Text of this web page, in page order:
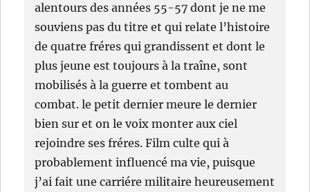
alentours des années 55-57 dont je ne me
souviens pas du titre et qui relate l’histoire
de quatre fréres qui grandissent et dont le
plus jeune est toujours à la traîne, sont
mobilisés à la guerre et tombent au
combat. le petit dernier meure le dernier
bien sur et on le voix monter aux ciel
rejoindre ses fréres. Film culte qui à
probablement influencé ma vie, puisque
j’ai fait une carriére militaire heureusement